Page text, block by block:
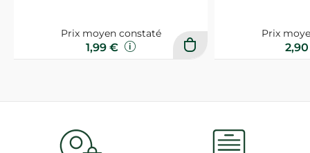
Prix moyen constaté
1,99 €
Prix